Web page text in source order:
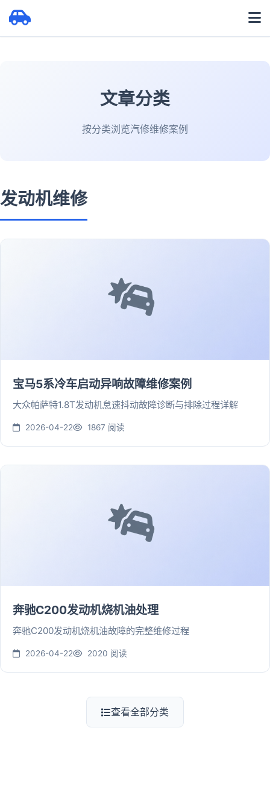
文章分类
按分类浏览汽修维修案例
发动机维修
宝马5系冷车启动异响故障维修案例
大众帕萨特1.8T发动机怠速抖动故障诊断与排除过程详解
2026-04-22 1867 阅读
奔驰C200发动机烧机油处理
奔驰C200发动机烧机油故障的完整维修过程
2026-04-22 2020 阅读
查看全部分类